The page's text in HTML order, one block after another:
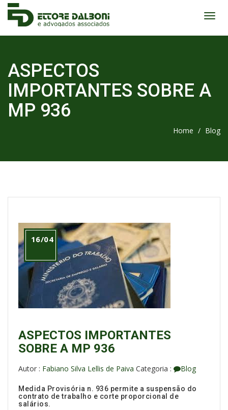
ASPECTOS
IMPORTANTES SOBRE A
MP 936
Home / Blog
16/04
ASPECTOS IMPORTANTES
SOBRE A MP 936
Autor : Fabiano Silva Lellis de Paiva Categoria : Blog
Medida Provisória n. 936 permite a suspensão do
contrato de trabalho e corte proporcional de
salários.